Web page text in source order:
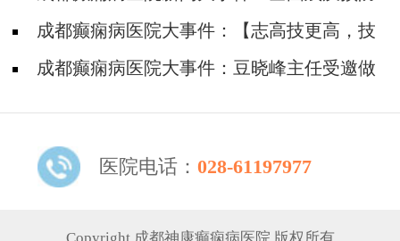
进威远县
日，降低因癫痫病致残发生率，神康倡导癫痫诊
治越早越好
成都癫痫病医院大事件：【志高技更高，技
高德亦高】癫痫学子高考后手捧锦旗致谢张志高
成都癫痫病医院大事件：豆晓峰主任受邀做
受控制的癫痫》
医院电话： 028-61197977